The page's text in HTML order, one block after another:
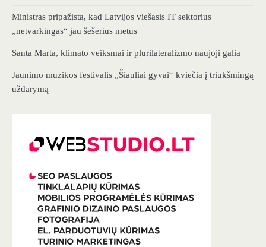
Ministras pripažįsta, kad Latvijos viešasis IT sektorius
„netvarkingas“ jau šešerius metus
Santa Marta, klimato veiksmai ir plurilateralizmo naujoji galia
Jaunimo muzikos festivalis „Šiauliai gyvai“ kviečia į triukšmingą
uždarymą